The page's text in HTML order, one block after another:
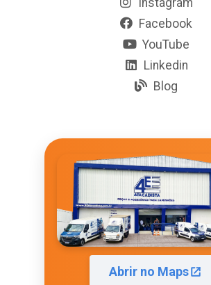
Facebook
YouTube
Linkedin
Blog
Abrir no Maps